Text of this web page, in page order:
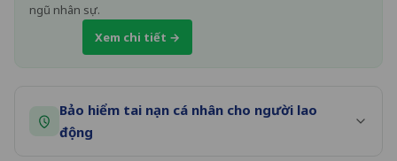
ngũ nhân sự.
Xem chi tiết →
Bảo hiểm tai nạn cá nhân cho người lao
động